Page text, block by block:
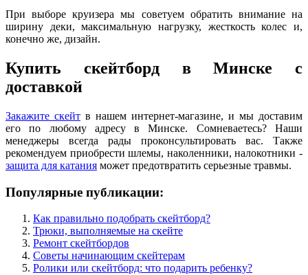
При выборе круизера мы советуем обратить внимание на
ширину деки, максимальную нагрузку, жесткость колес и,
конечно же, дизайн.
Купить скейтборд в Минске с
доставкой
Закажите скейт в нашем интернет-магазине, и мы доставим
его по любому адресу в Минске. Сомневаетесь? Наши
менеджеры всегда рады проконсультировать вас. Также
рекомендуем приобрести шлемы, наколенники, налокотники -
защита для катания может предотвратить серьезные травмы.
Популярные публикации:
Как правильно подобрать скейтборд?
Трюки, выполняемые на скейте
Ремонт скейтбордов
Советы начинающим скейтерам
Ролики или скейтборд: что подарить ребенку?